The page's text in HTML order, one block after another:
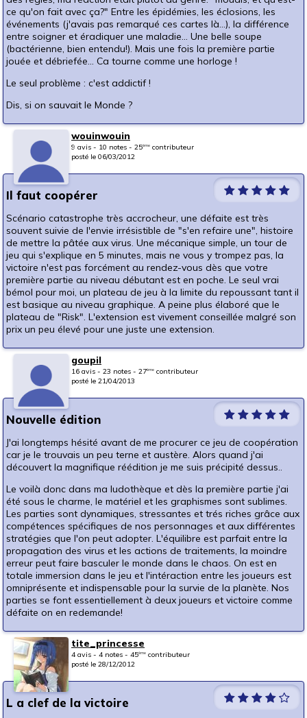
ce qu'on fait avec ça?" Entre les épidémies, les éclosions, les
événements (j'avais pas remarqué ces cartes là...), la différence
entre soigner et éradiquer une maladie... Une belle soupe
(bactérienne, bien entendu!). Mais une fois la première partie
jouée et débriefée... Ca tourne comme une horloge !
Le seul problème : c'est addictif !
Dis, si on sauvait le Monde ?
wouinwouin
9 avis - 10 notes - 25ème contributeur
posté le 06/03/2012
Il faut coopérer
Scénario catastrophe très accrocheur, une défaite est très
souvent suivie de l'envie irrésistible de "s'en refaire une", histoire
de mettre la pâtée aux virus. Une mécanique simple, un tour de
jeu qui s'explique en 5 minutes, mais ne vous y trompez pas, la
victoire n'est pas forcément au rendez-vous dès que votre
première partie au niveau débutant est en poche. Le seul vrai
bémol pour moi, un plateau de jeu à la limite du repoussant tant il
est basique au niveau graphique. A peine plus élaboré que le
plateau de "Risk". L'extension est vivement conseillée malgré son
prix un peu élevé pour une juste une extension.
goupil
16 avis - 23 notes - 27ème contributeur
posté le 21/04/2013
Nouvelle édition
J'ai longtemps hésité avant de me procurer ce jeu de coopération
car je le trouvais un peu terne et austère. Alors quand j'ai
découvert la magnifique réédition je me suis précipité dessus..
Le voilà donc dans ma ludothèque et dès la première partie j'ai
été sous le charme, le matériel et les graphismes sont sublimes.
Les parties sont dynamiques, stressantes et trés riches grâce aux
compétences spécifiques de nos personnages et aux différentes
stratégies que l'on peut adopter. L'équilibre est parfait entre la
propagation des virus et les actions de traitements, la moindre
erreur peut faire basculer le monde dans le chaos. On est en
totale immersion dans le jeu et l'intéraction entre les joueurs est
omniprésente et indispensable pour la survie de la planète. Nos
parties se font essentiellement à deux joueurs et victoire comme
défaite on en redemande!
tite_princesse
4 avis - 4 notes - 45ème contributeur
posté le 28/12/2012
L a clef de la victoire